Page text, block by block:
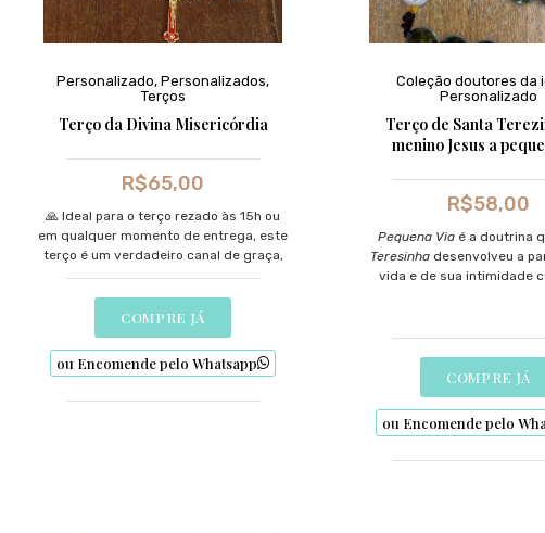
Personalizado, Personalizados,
Terços
Terço da Divina Misericórdia
R$65,00
🙏 Ideal para o terço rezado às 15h ou
em qualquer momento de entrega, este
terço é um verdadeiro canal de graça,
proteção e fé.
Jesus, eu confio em Vós! ” – leve
essa oração no coração com um terço
que é pura expressão de devoção e
COMPRE JÁ
ou Encomende pelo Whatsapp
Coleção doutores da
Personalizado
Terço de Santa
menino Jesus a
R$58,00
Pequena Via é a doutrina
Teresinhadesenvolveu a
vida e de sua intimidade
COMPRE JÁ
ou Encomende pelo